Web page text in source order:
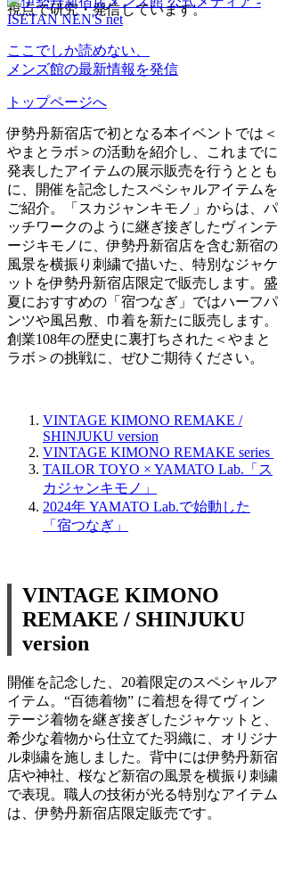
視点で研究・発信しています。
伊勢丹新宿店で初となる本イベントでは＜
やまとラボ＞の活動を紹介し、これまでに
発表したアイテムの展示販売を行うととも
に、開催を記念したスペシャルアイテムを
ご紹介。「スカジャンキモノ」からは、パ
ッチワークのように継ぎ接ぎしたヴィンテ
ージキモノに、伊勢丹新宿店を含む新宿の
風景を横振り刺繍で描いた、特別なジャケ
ットを伊勢丹新宿店限定で販売します。盛
夏におすすめの「宿つなぎ」ではハーフパ
ンツや風呂敷、巾着を新たに販売します。
創業108年の歴史に裏打ちされた＜やまと
ラボ＞の挑戦に、ぜひご期待ください。
VINTAGE KIMONO REMAKE /
SHINJUKU version
VINTAGE KIMONO REMAKE series
TAILOR TOYO × YAMATO Lab.「ス
カジャンキモノ」
2024年 YAMATO Lab.で始動した
「宿つなぎ」
VINTAGE KIMONO
REMAKE / SHINJUKU
version
開催を記念した、20着限定のスペシャルア
イテム。“百徳着物” に着想を得てヴィン
テージ着物を継ぎ接ぎしたジャケットと、
希少な着物から仕立てた羽織に、オリジナ
ル刺繍を施しました。背中には伊勢丹新宿
店や神社、桜など新宿の風景を横振り刺繍
で表現。職人の技術が光る特別なアイテム
は、伊勢丹新宿店限定販売です。
ここでしか読めない、
メンズ館の最新情報を発信
トップページへ